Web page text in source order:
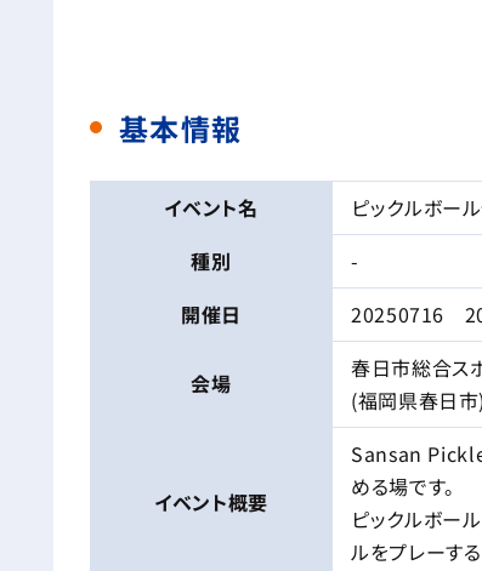
基本情報
イベント名
ピックルボー
種別
-
開催日
20250716
会場
春日市総合ス
(福岡県春日市)
イベント概要
Sansan
める場です。
ピックルボー
ルをプレーす